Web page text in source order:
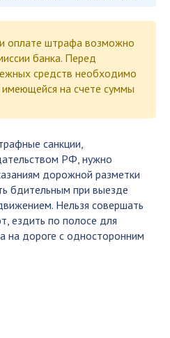
оплате штрафа возможно
банка. Перед
средств необходимо
имеющейся на счете суммы
санкции,
РФ, нужно
дорожной разметки
бдительным при выезде
Нельзя совершать
ездить по полосе для
на дороге с односторонним